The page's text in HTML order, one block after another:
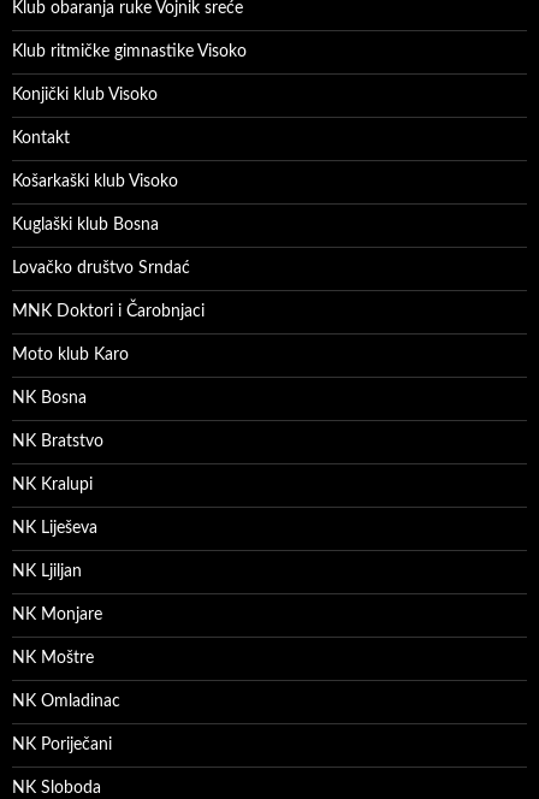
Klub obaranja ruke Vojnik sreće
Klub ritmičke gimnastike Visoko
Konjički klub Visoko
Kontakt
Košarkaški klub Visoko
Kuglaški klub Bosna
Lovačko društvo Srndać
MNK Doktori i Čarobnjaci
Moto klub Karo
NK Bosna
NK Bratstvo
NK Kralupi
NK Liješeva
NK Ljiljan
NK Monjare
NK Moštre
NK Omladinac
NK Poriječani
NK Sloboda